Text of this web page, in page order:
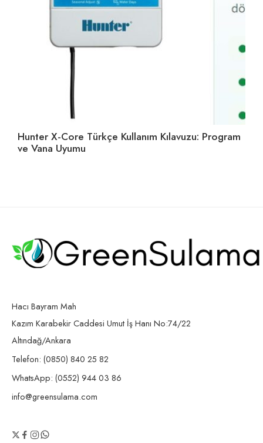
Hunter X-Core Türkçe Kullanım Kılavuzu: Program
ve Vana Uyumu
Hacı Bayram Mah
Kazım Karabekir Caddesi Umut İş Hanı No:74/22
Altındağ/Ankara
Telefon: (0850) 840 25 82
WhatsApp: (0552) 944 03 86
info@greensulama.com